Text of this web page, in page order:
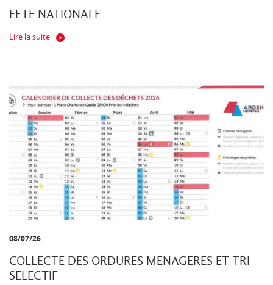
FETE NATIONALE
Lire la suite
08/07/26
COLLECTE DES ORDURES MENAGERES ET TRI
SELECTIF